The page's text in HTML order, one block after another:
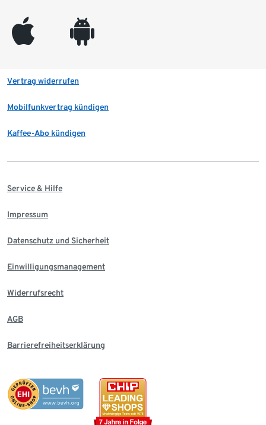
appleinc android
Vertrag widerrufen
Mobilfunkvertrag kündigen
Kaffee-Abo kündigen
Service & Hilfe
Impressum
Datenschutz und Sicherheit
Einwilligungsmanagement
Widerrufsrecht
AGB
Barrierefreiheitserklärung